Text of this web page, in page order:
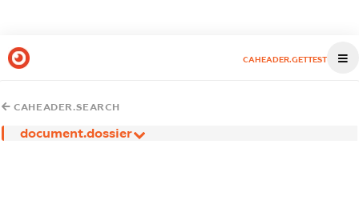
CAHEADER.GETTEST
CAHEADER.SEARCH
document.dossier